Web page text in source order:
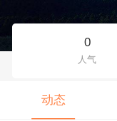
0
人气
动态